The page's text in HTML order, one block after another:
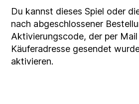
Du kannst dieses Spiel oder
nach abgeschlossener
Aktivierungscode, der per
Käuferadresse gesendet
aktivieren.